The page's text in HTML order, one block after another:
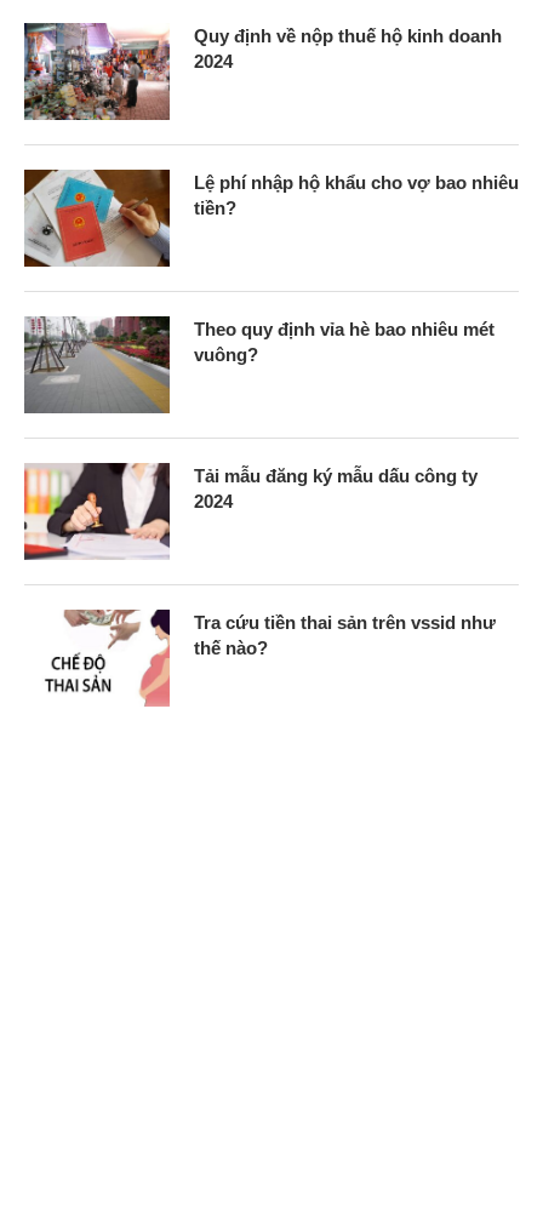
Quy định về nộp thuế hộ kinh doanh
2024
Lệ phí nhập hộ khẩu cho vợ bao nhiêu
tiền?
Theo quy định vỉa hè bao nhiêu mét
vuông?
Tải mẫu đăng ký mẫu dấu công ty
2024
Tra cứu tiền thai sản trên vssid như
thế nào?